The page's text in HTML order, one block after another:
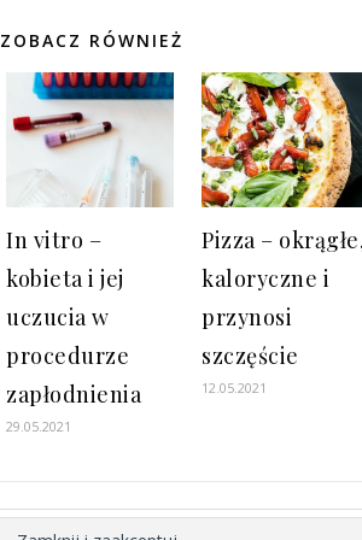
ZOBACZ RÓWNIEŻ
In vitro –
kobieta i jej
uczucia w
procedurze
zapłodnienia
29.05.2021
Pizza –
kaloryczne i
przynosi
szczęście
12.05.2021